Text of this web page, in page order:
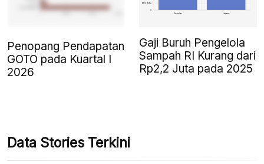
Penopang Pendapatan
GOTO pada Kuartal I
2026
Gaji Buruh Pengelola
Sampah RI Kurang dari
Rp2,2 Juta pada 2025
Data Stories Terkini